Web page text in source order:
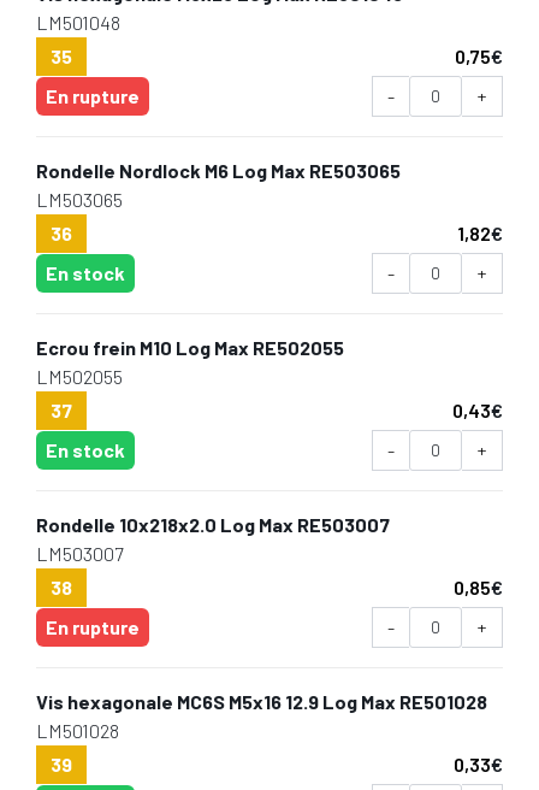
LM501048
35
0,75€
En rupture
- +
Rondelle Nordlock M6 Log Max RE503065
LM503065
36
1,82€
En stock
- +
Ecrou frein M10 Log Max RE502055
LM502055
37
0,43€
En stock
- +
Rondelle 10x218x2.0 Log Max RE503007
LM503007
38
0,85€
En rupture
- +
Vis hexagonale MC6S M5x16 12.9 Log Max RE501028
LM501028
39
0,33€